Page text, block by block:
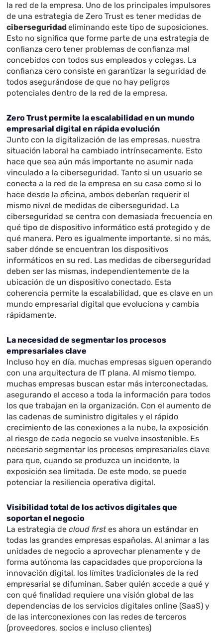
la red de la empresa. Uno de los principales impulsores
de una estrategia de Zero Trust es tener medidas de
ciberseguridadeliminando este tipo de suposiciones.
Esto no significa que forme parte de una estrategia de
confianza cero tener problemas de confianza mal
concebidos con todos sus empleados y colegas. La
confianza cero consiste en garantizar la seguridad de
todos asegurándose de que no hay peligros
potenciales dentro de la red de la empresa.
Zero Trust permite la escalabilidad en un mundo
empresarial digital en rápida evolución
Junto con la digitalización de las empresas, nuestra
situación laboral ha cambiado intrínsecamente. Esto
hace que sea aún más importante no asumir nada
vinculado a la ciberseguridad. Tanto si un usuario se
conecta a la red de la empresa en su casa como si lo
hace desde la oficina, ambos deberían requerir el
mismo nivel de medidas de ciberseguridad. La
ciberseguridad se centra con demasiada frecuencia en
qué tipo de dispositivo informático está protegido y de
qué manera. Pero es igualmente importante, si no más,
saber dónde se encuentran los dispositivos
informáticos en su red. Las medidas de ciberseguridad
deben ser las mismas, independientemente de la
ubicación de un dispositivo conectado. Esta
coherencia permite la escalabilidad, que es clave en un
mundo empresarial digital que evoluciona y cambia
rápidamente.
La necesidad de segmentar los procesos
empresariales clave
Incluso hoy en día, muchas empresas siguen operando
con una arquitectura de IT plana. Al mismo tiempo,
muchas empresas buscan estar más interconectadas,
asegurando el acceso a toda la información para todos
los que trabajan en la organización. Con el aumento de
las cadenas de suministro digitales y el rápido
crecimiento de las conexiones a la nube, la exposición
al riesgo de cada negocio se vuelve insostenible. Es
necesario segmentar los procesos empresariales clave
para que, cuando se produzca un incidente, la
exposición sea limitada. De este modo, se puede
potenciar la resiliencia operativa digital.
Visibilidad total de los activos digitales que
soportan el negocio
La estrategia decloud firstes ahora un estándar en
todas las grandes empresas españolas. Al animar a las
unidades de negocio a aprovechar plenamente y de
forma autónoma las capacidades que proporciona la
innovación digital, los límites tradicionales de la red
empresarial se difuminan. Saber quién accede a qué y
con qué finalidad requiere una visión global de las
dependencias de los servicios digitales online (SaaS) y
de las interconexiones con las redes de terceros
(proveedores, socios e incluso clientes)